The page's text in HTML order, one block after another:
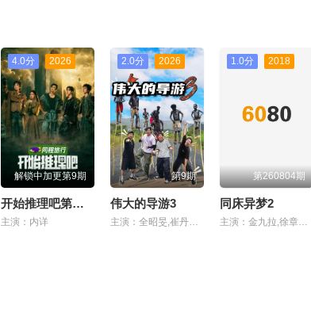
4.0分 2026
解锁中加更第9期
开始推理吧第四季
主演：内详
2.0分 2026
第9期
伟大的导游3
主演：全昭旻,崔丹尼尔,李茂真,金大浩,朴明秀
1.0分 2018
第260804期
同床异梦2
主演：金九拉,徐章勋,秋瓷炫,于晓光